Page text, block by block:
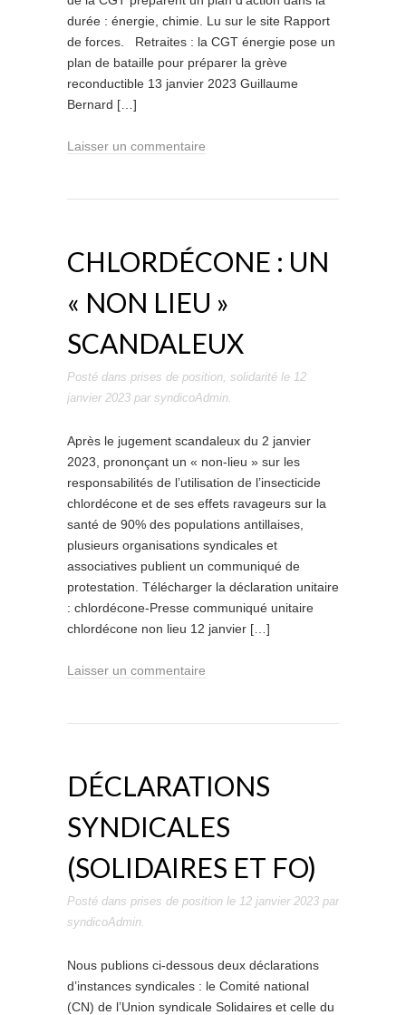
durée : énergie, chimie. Lu sur le site Rapport
de forces. Retraites : la CGT énergie pose un
plan de bataille pour préparer la grève
reconductible 13 janvier 2023 Guillaume
Bernard […]
Laisser un commentaire
CHLORDÉCONE : UN
« NON LIEU »
SCANDALEUX
Posté dans prises de position, solidarité le 12
janvier 2023 par syndicoAdmin.
Après le jugement scandaleux du 2 janvier
2023, prononçant un « non-lieu » sur les
responsabilités de l’utilisation de l’insecticide
chlordécone et de ses effets ravageurs sur la
santé de 90% des populations antillaises,
plusieurs organisations syndicales et
associatives publient un communiqué de
protestation. Télécharger la déclaration unitaire
: chlordécone-Presse communiqué unitaire
chlordécone non lieu 12 janvier […]
Laisser un commentaire
DÉCLARATIONS
SYNDICALES
(SOLIDAIRES ET FO)
Posté dans prises de position le 12 janvier 2023 par
syndicoAdmin.
Nous publions ci-dessous deux déclarations
d’instances syndicales : le Comité national
(CN) de l’Union syndicale Solidaires et celle du